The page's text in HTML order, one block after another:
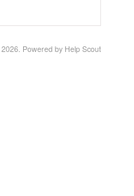
2026. Powered by Help Scout